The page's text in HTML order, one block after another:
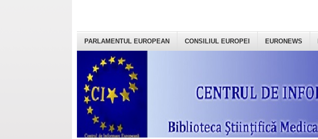
PARLAMENTUL EUROPEAN CONSILIUL EUROPEI EURONEWS